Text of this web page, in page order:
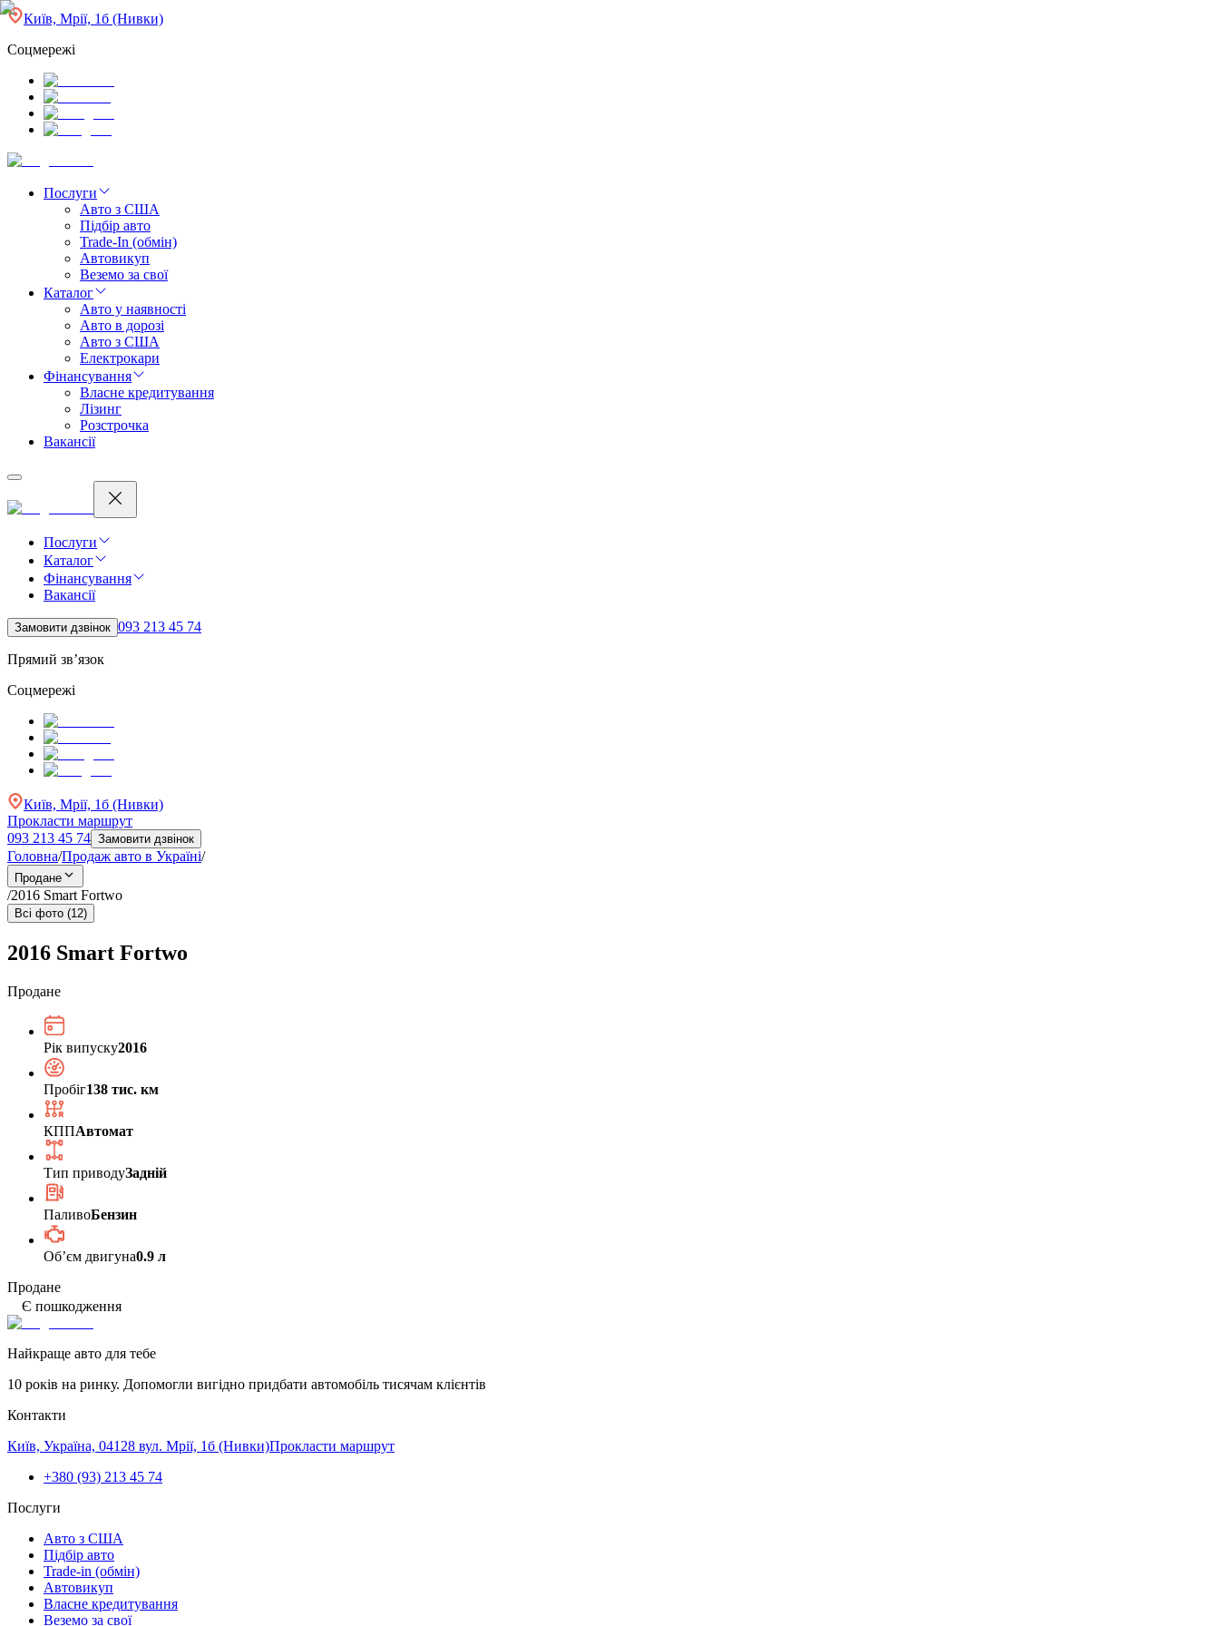
Київ, Мрії, 1б (Нивки)
Соцмережі
Послуги
Авто з США
Підбір авто
Trade-In (обмін)
Автовикуп
Веземо за свої
Каталог
Авто у наявності
Авто в дорозі
Авто з США
Електрокари
Фінансування
Власне кредитування
Лізинг
Розстрочка
Вакансії
Послуги
Каталог
Фінансування
Вакансії
Замовити дзвінок 093 213 45 74
Прямий зв’язок
Соцмережі
Київ, Мрії, 1б (Нивки)
Прокласти маршрут
093 213 45 74 Замовити дзвінок
Головна/Продаж авто в Україні/
Продане
/2016 Smart Fortwo
Всі фото (12)
2016 Smart Fortwo
Продане
Рік випуску2016
Пробіг138 тис. км
КППАвтомат
Тип приводуЗадній
ПаливоБензин
Обʼєм двигуна0.9 л
Продане
Є пошкодження
Найкраще авто для тебе
10 років на ринку. Допомогли вигідно придбати автомобіль тисячам клієнтів
Контакти
Київ, Україна, 04128 вул. Мрії, 1б (Нивки)Прокласти маршрут
+380 (93) 213 45 74
Послуги
Авто з США
Підбір авто
Trade-in (обмін)
Автовикуп
Власне кредитування
Веземо за свої